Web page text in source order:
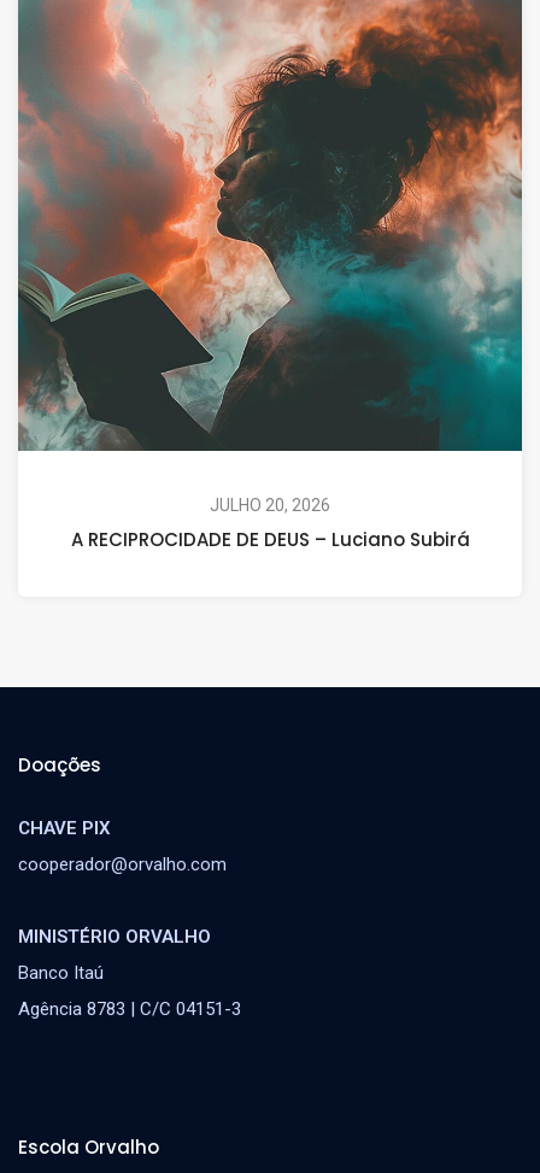
JULHO 20, 2026
A RECIPROCIDADE DE DEUS – Luciano Subirá
Escola Orvalho
Doações
CHAVE PIX
cooperador@orvalho.com
MINISTÉRIO ORVALHO
Banco Itaú
Agência 8783 | C/C 04151-3